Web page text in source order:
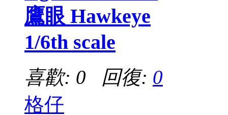
鷹眼 Hawkeye
1/6th scale
喜歡: 0 回復: 0
格仔